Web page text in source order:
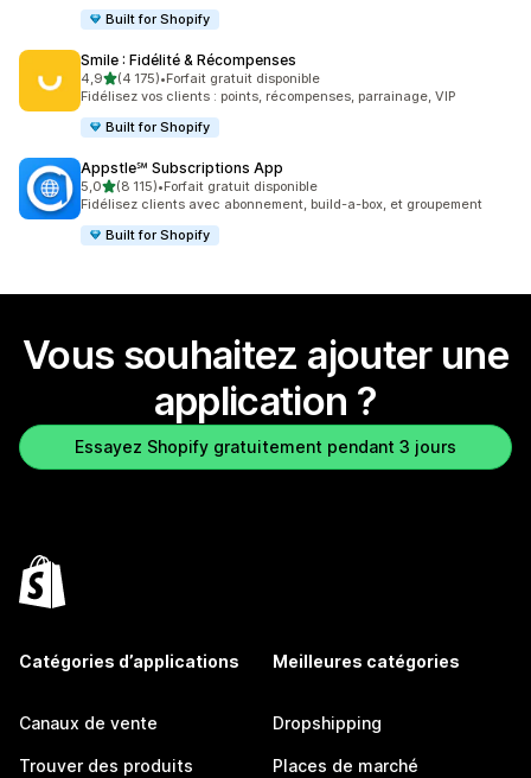
Built for Shopify
Smile : Fidélité & Récompenses
4,9étoile(s) sur 5
(4 175)
4175 avis au total
•Forfait gratuit disponible
Fidélisez vos clients : points, récompenses, parrainage, VIP
Built for Shopify
Appstle℠ Subscriptions App
5,0étoile(s) sur 5
(8 115)
8115 avis au total
•Forfait gratuit disponible
Fidélisez clients avec abonnement, build-a-box, et groupement
Built for Shopify
Vous souhaitez ajouter une
application ?
Essayez Shopify gratuitement pendant 3 jours
Catégories d’applications
Canaux de vente
Trouver des produits
Meilleures catégories
Dropshipping
Places de marché